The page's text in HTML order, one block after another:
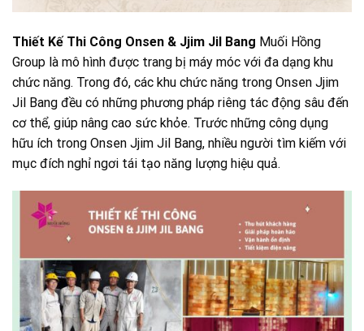
Thiết Kế Thi Công Onsen & Jjim Jil Bang Muối Hồng
Group là mô hình được trang bị máy móc với đa dạng khu
chức năng. Trong đó, các khu chức năng trong Onsen Jjim
Jil Bang đều có những phương pháp riêng tác động sâu đến
cơ thể, giúp nâng cao sức khỏe. Trước những công dụng
hữu ích trong Onsen Jjim Jil Bang, nhiều người tìm kiếm với
mục đích nghỉ ngơi tái tạo năng lượng hiệu quả.